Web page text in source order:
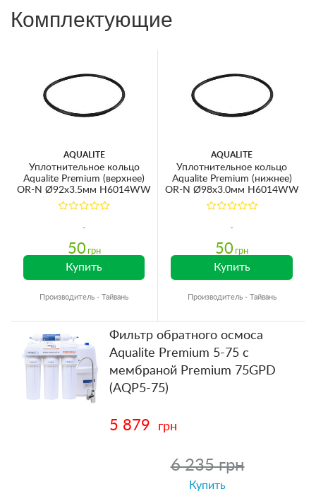
Комплектующие
AQUALITE
Уплотнительное кольцо
Aqualite Premium (верхнее)
OR-N Ø92х3.5мм H6014WW
50 грн
Купить
Производитель - Тайвань
AQUALITE
Уплотнительное кольцо
Aqualite Premium (нижнее)
OR-N Ø98х3.0мм H6014WW
50 грн
Купить
Производитель - Тайвань
Фильтр обратного осмоса
Aqualite Premium 5-75 с
мембраной Premium 75GPD
(AQP5-75)
5 879 грн
6 235 грн
Купить